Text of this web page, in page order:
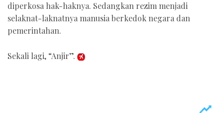
diperkosa hak-haknya. Sedangkan rezim menjadi
selaknat-laknatnya manusia berkedok negara dan
pemerintahan.
Sekali lagi, “Anjir”.